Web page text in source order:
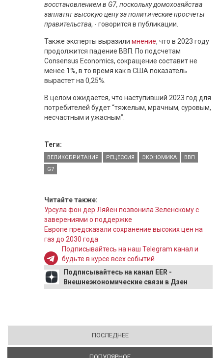
восстановлением в G7, поскольку домохозяйства
заплатят высокую цену за политические просчеты
правительства, - говорится в публикации.
Также эксперты выразили мнение, что в 2023 году
продолжится падение ВВП. По подсчетам
Consensus Economics, сокращение составит не
менее 1%, в то время как в США показатель
вырастет на 0,25%.
В целом ожидается, что наступивший 2023 год для
потребителей будет “тяжелым, мрачным, суровым,
несчастным и ужасным”.
Теги:
ВЕЛИКОБРИТАНИЯ РЕЦЕССИЯ ЭКОНОМИКА
ВВП
G7
Читайте также:
Урсула фон дер Ляйен позвонила Зеленскому с
заверениями о поддержке
Европе предсказали сохранение высоких цен на
газ до 2030 года
Подписывайтесь на наш Telegram канал и
будьте в курсе всех событий
Подписывайтесь на канал EER -
Внешнеэкономические связи в Дзен
ПОСЛЕДНЕЕ